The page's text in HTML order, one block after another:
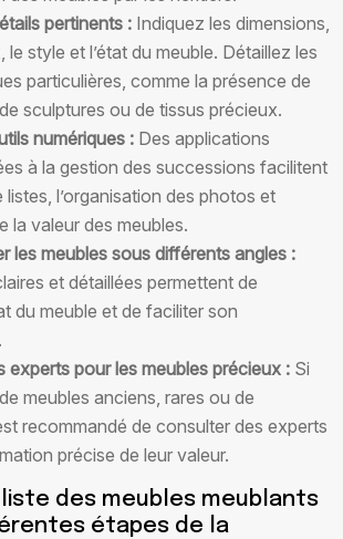
pertinents : Indiquez les dimensions,
le style et l’état du meuble. Détaillez les
particulières, comme la présence de
sculptures ou de tissus précieux.
numériques : Des applications
à la gestion des successions facilitent
listes, l’organisation des photos et
la valeur des meubles.
les meubles sous différents angles :
et détaillées permettent de
du meuble et de faciliter son
experts pour les meubles précieux : Si
meubles anciens, rares ou de
recommandé de consulter des experts
précise de leur valeur.
des meubles meublants
étapes de la